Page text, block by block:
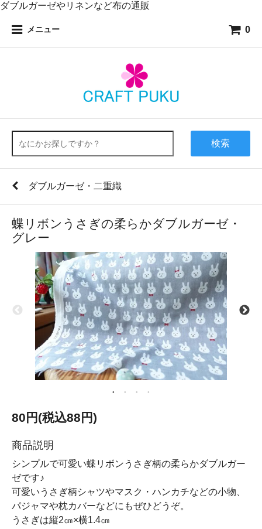
ダブルガーゼやリネンなど布の通販
メニュー 0
検索
ダブルガーゼ・二重織
蝶リボンうさぎの柔らかダブルガーゼ・
グレー
80円(税込88円)
商品説明
シンプルで可愛い蝶リボンうさぎ柄の柔らかダブルガー
ゼです♪
可愛いうさぎ柄シャツやマスク・ハンカチなどの小物、
パジャマや枕カバーなどにもぜひどうぞ。
うさぎは縦2㎝×横1.4㎝